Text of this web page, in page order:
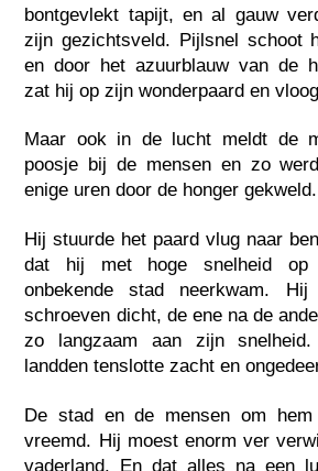
bontgevlekt tapijt, en al gauw
zijn gezichtsveld. Pijlsnel schoot
en door het azuurblauw van de
zat hij op zijn wonderpaard en
Maar ook in de lucht meldt de
poosje bij de mensen en zo
enige uren door de honger gekweld.
Hij stuurde het paard vlug naar
dat hij met hoge snelheid op
onbekende stad neerkwam.
schroeven dicht, de ene na de
zo langzaam aan zijn
landden tenslotte zacht en
De stad en de mensen om hem
vreemd. Hij moest enorm ver
vaderland. En dat alles na een